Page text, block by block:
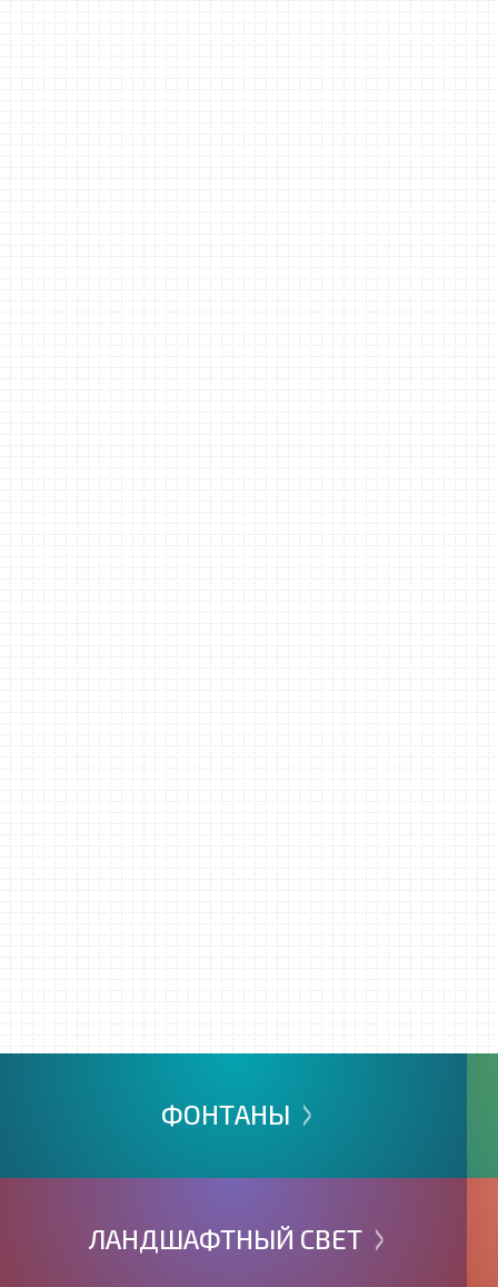
ФОНТАНЫ >
ЛАНДШАФТНЫЙ СВЕТ >